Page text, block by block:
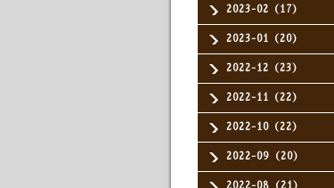
2023-02（17）
2023-01（20）
2022-12（23）
2022-11（22）
2022-10（22）
2022-09（20）
2022-08（21）